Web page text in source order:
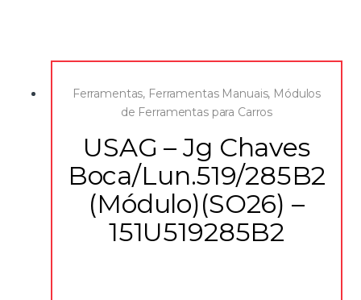
Ferramentas, Ferramentas Manuais, Módulos
de Ferramentas para Carros
USAG – Jg Chaves
Boca/Lun.519/285B2
(Módulo)(SO26) –
151U519285B2